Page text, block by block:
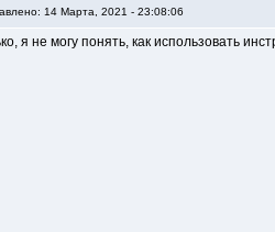
14 Марта, 2021 - 23:08:06
я не могу понять, как использовать